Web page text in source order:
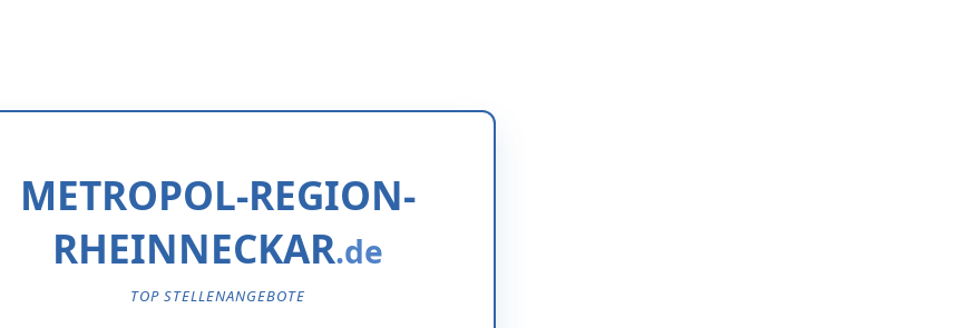
METROPOL-REGION-
RHEINNECKAR
TOP STELLENANGEBOTE